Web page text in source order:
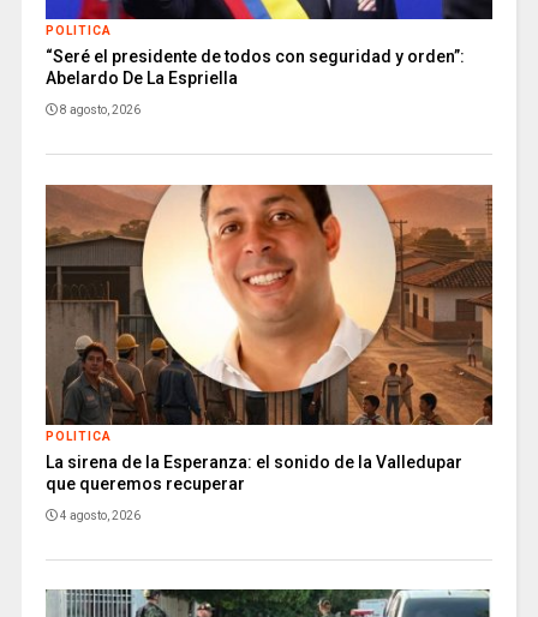
POLITICA
“Seré el presidente de todos con seguridad y orden”:
Abelardo De La Espriella
8 agosto, 2026
POLITICA
La sirena de la Esperanza: el sonido de la Valledupar
que queremos recuperar
4 agosto, 2026